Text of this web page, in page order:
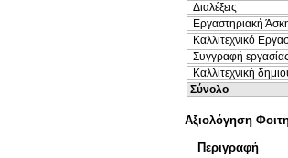
Διαλέξεις
Εργαστηριακή
Καλλιτεχνικό
Συγγραφή
Καλλιτεχνική
Σύνολο
Αξιολόγηση
Περιγραφή